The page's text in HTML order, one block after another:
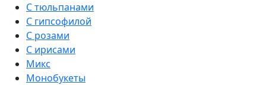
С тюльпанами
С гипсофилой
С розами
С ирисами
Микс
Монобукеты